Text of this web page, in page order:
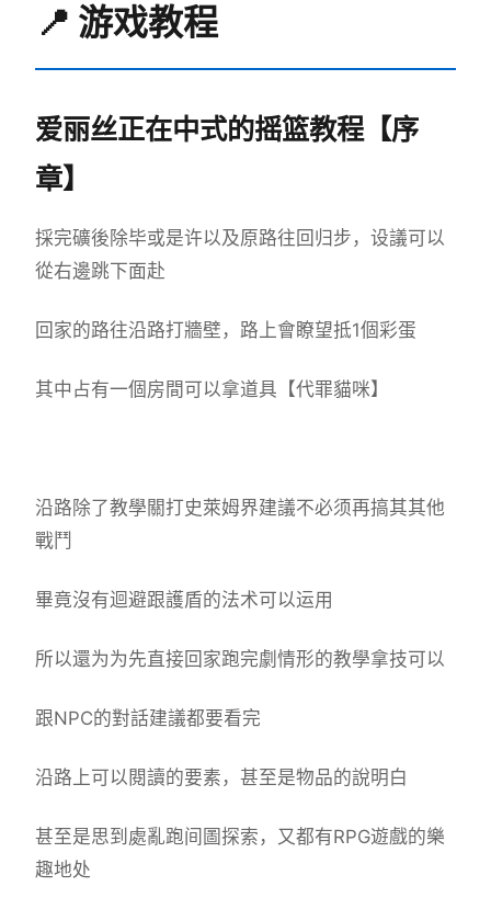
📍 游戏教程
爱丽丝正在中式的摇篮教程【序
章】
採完礦後除毕或是许以及原路往回归步，设議可以
從右邊跳下面赴
回家的路往沿路打牆壁，路上會瞭望抵1個彩蛋
其中占有一個房間可以拿道具【代罪貓咪】
沿路除了教學關打史萊姆界建議不必须再搞其其他
戰鬥
畢竟沒有迴避跟護盾的法术可以运用
所以還为为先直接回家跑完劇情形的教學拿技可以
跟NPC的對話建議都要看完
沿路上可以閱讀的要素，甚至是物品的說明白
甚至是思到處亂跑间圖探索，又都有RPG遊戲的樂
趣地处